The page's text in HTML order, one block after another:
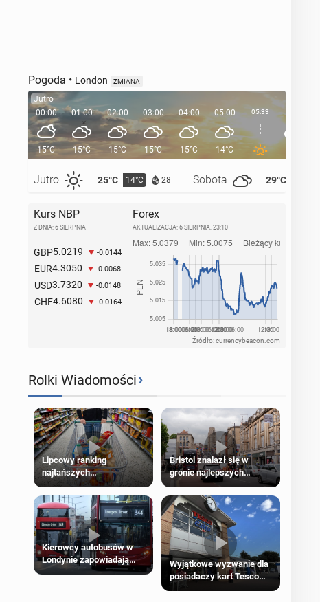
Pogoda • London ZMIANA
Jutro
00:00
15°C
Jutro 25°C 14°C 28 Sobota 29°C
01:00
15°C
02:00
15°C
03:00
15°C
04:00
15°C
05:00
14°C
05:33 06:00
Kurs NBP
Z DNIA: 6 SIERPNIA
GBP5.0219 -0.0144
EUR4.3050 -0.0068
USD3.7320 -0.0148
CHF4.6080 -0.0164
Forex
AKTUALIZACJA: 6 SIERPNIA, 23:10
Źródło: currencybeacon.com
Rolki Wiadomości›
Lipcowy ranking
najtańszych
supermarketów
Bristol znalazł się w
gronie najlepszych
kierunków podróży na
świecie
Kierowcy autobusów w
Londynie zapowiadają
strajki
Wyjątkowe wyzwanie dla
posiadaczy kart Tesco
Clubcard!